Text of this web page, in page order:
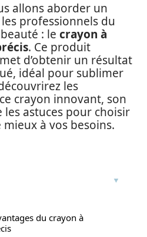
allons aborder un
professionnels du
: le crayon à
. Ce produit
d’obtenir un résultat
idéal pour sublimer
les
crayon innovant, son
astuces pour choisir
à vos besoins.
du crayon à